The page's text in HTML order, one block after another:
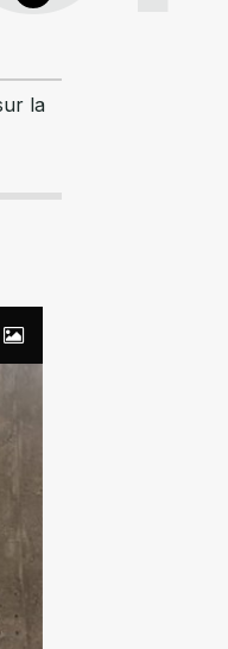
la